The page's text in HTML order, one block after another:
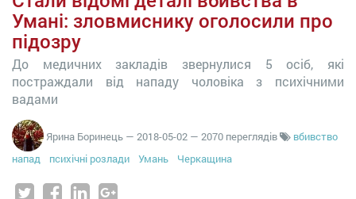
Умані: зловмиснику оголосили про
підозру
До медичних закладів звернулися 5 осіб, які
постраждали від нападу чоловіка з психічними
вадами
Ярина Боринець — 2018-05-02 — 2070 переглядів
вбивство
напад
психічні розлади Умань Черкащина